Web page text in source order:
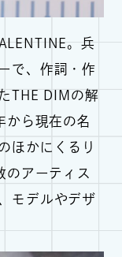
。兵
で、作詞・作
THE DIMの解
ら現在の名
ほかにくるり
のアーティス
モデルやデザ